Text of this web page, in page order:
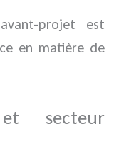
projet est
en matière de
secteur